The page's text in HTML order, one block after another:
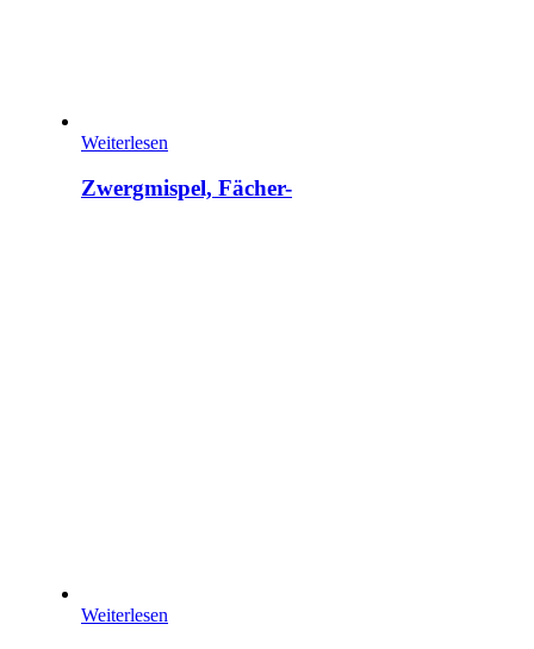
Weiterlesen
Zwergmispel, Fächer-
Weiterlesen